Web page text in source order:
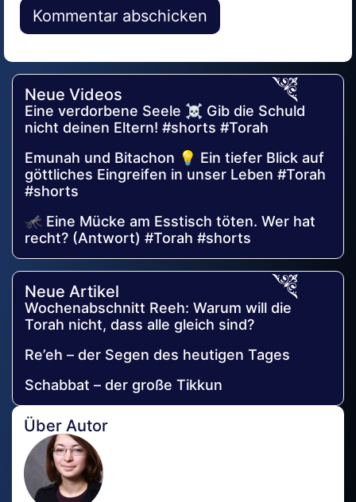
Neue Videos
Eine verdorbene Seele ☠️ Gib die Schuld
nicht deinen Eltern! #shorts #Torah
Emunah und Bitachon 💡 Ein tiefer Blick auf
göttliches Eingreifen in unser Leben #Torah
#shorts
🦟 Eine Mücke am Esstisch töten. Wer hat
recht? (Antwort) #Torah #shorts
Neue Artikel
Wochenabschnitt Reeh: Warum will die
Torah nicht, dass alle gleich sind?
Re’eh – der Segen des heutigen Tages
Schabbat – der große Tikkun
Über Autor